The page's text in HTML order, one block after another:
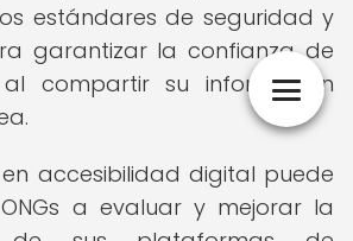
estándares de seguridad y
garantizar la confianza de
compartir su información
accesibilidad digital puede
a evaluar y mejorar la